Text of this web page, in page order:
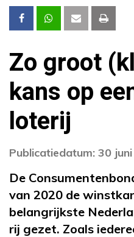
Zo groot
kans op
loterij
Publicatiedatum: 30
De
van 2020 de
belangrijkste
rij gezet. Zoals